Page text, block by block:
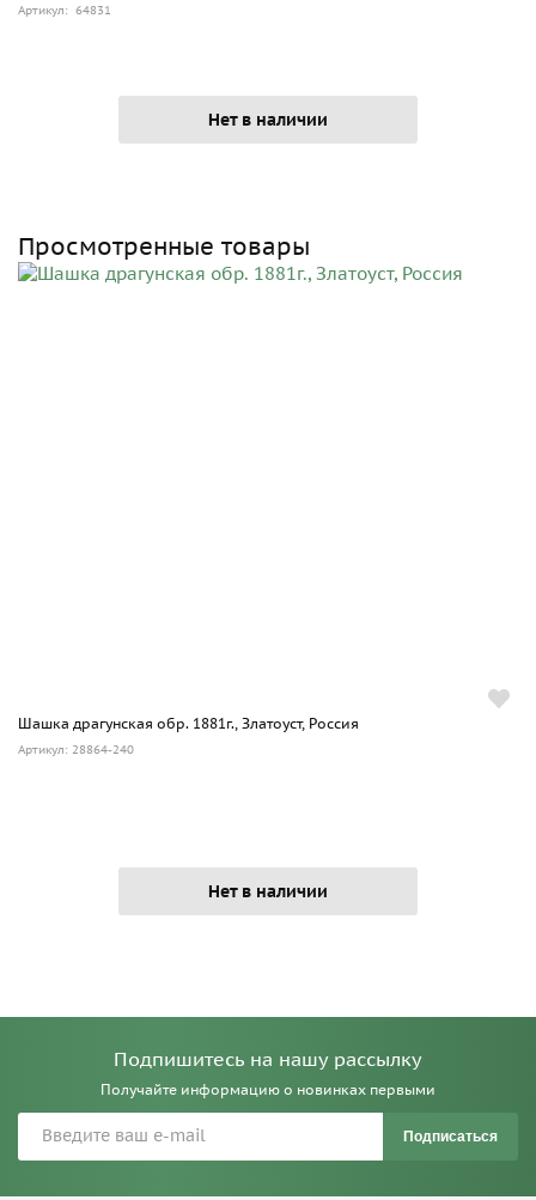
Артикул: 64831
Нет в наличии
Просмотренные товары
Шашка драгунская обр. 1881г., Златоуст, Россия
Артикул: 28864-240
Нет в наличии
Подпишитесь на нашу рассылку
Получайте информацию о новинках первыми
Подписаться